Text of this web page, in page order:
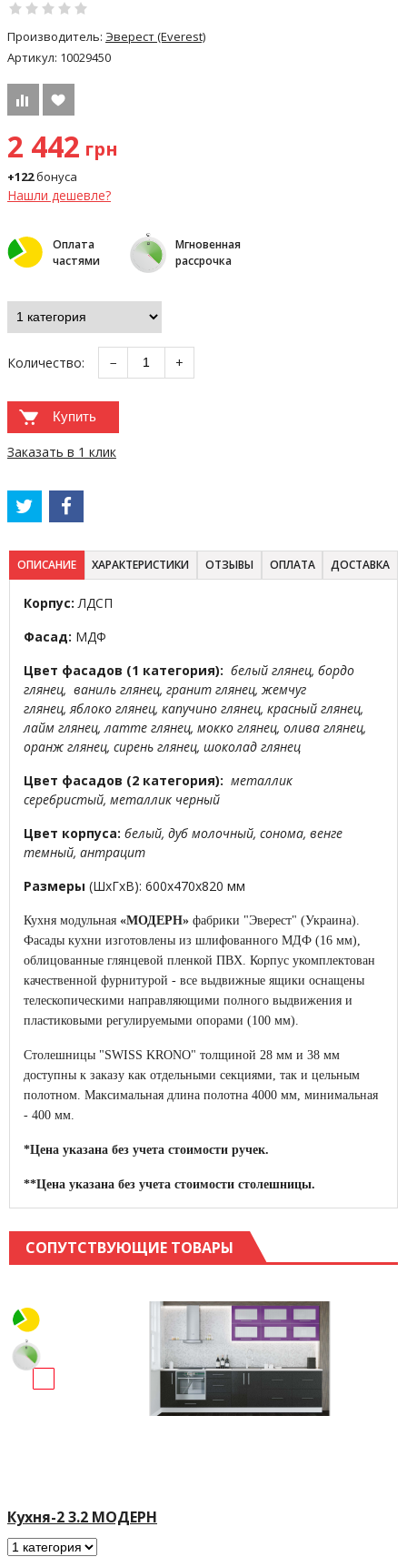
Производитель: Эверест (Everest)
Артикул: 10029450
2 442 грн
+122бонуса
Нашли дешевле?
Оплата
частями
Мгновенная
рассрочка
Количество: − +
Купить
Заказать в 1 клик
ОПИСАНИЕ ХАРАКТЕРИСТИКИ ОТЗЫВЫ ОПЛАТА ДОСТАВКА
Корпус: ЛДСП
Фасад: МДФ
Цвет фасадов (1 категория): белый глянец, бордо
глянец, ваниль глянец, гранит глянец, жемчуг
глянец, яблоко глянец, капучино глянец, красный глянец,
лайм глянец, латте глянец, мокко глянец, олива глянец,
оранж глянец, сирень глянец, шоколад глянец
Цвет фасадов (2 категория): металлик
серебристый, металлик черный
Цвет корпуса: белый, дуб молочный, сонома, венге
темный, антрацит
Размеры (ШхГхВ): 600х470х820 мм
Кухня модульная «МОДЕРН» фабрики "Эверест" (Украина).
Фасады кухни изготовлены из шлифованного МДФ (16 мм),
облицованные глянцевой пленкой ПВХ. Корпус укомплектован
качественной фурнитурой - все выдвижные ящики оснащены
телескопическими направляющими полного выдвижения и
пластиковыми регулируемыми опорами (100 мм).
Столешницы "SWISS KRONO" толщиной 28 мм и 38 мм
доступны к заказу как отдельными секциями, так и цельным
полотном. Максимальная длина полотна 4000 мм, минимальная
- 400 мм.
*Цена указана без учета стоимости ручек.
**Цена указана без учета стоимости столешницы.
СОПУТСТВУЮЩИЕ ТОВАРЫ
Кухня-2 3.2 МОДЕРН